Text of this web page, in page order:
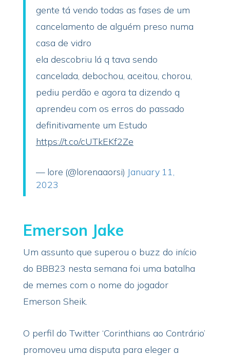
gente tá vendo todas as fases de um
cancelamento de alguém preso numa
casa de vidro
ela descobriu lá q tava sendo
cancelada, debochou, aceitou, chorou,
pediu perdão e agora ta dizendo q
aprendeu com os erros do passado
definitivamente um Estudo
https://t.co/cUTkEKf2Ze
— lore (@lorenaaorsi) January 11,
2023
Emerson Jake
Um assunto que superou o buzz do início
do BBB23 nesta semana foi uma batalha
de memes com o nome do jogador
Emerson Sheik.
O perfil do Twitter ‘Corinthians ao Contrário’
promoveu uma disputa para eleger a